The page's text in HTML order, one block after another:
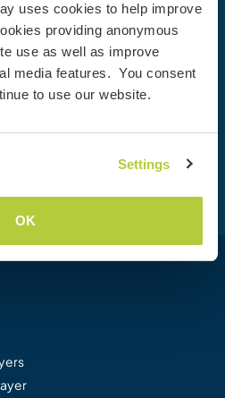
uses cookies to help improve
providing anonymous
use as well as improve
media features. You consent
to use our website.
Settings
OK
começa hoje
hoje mesmo para
viagem únicas com mais de
todo o mundo.